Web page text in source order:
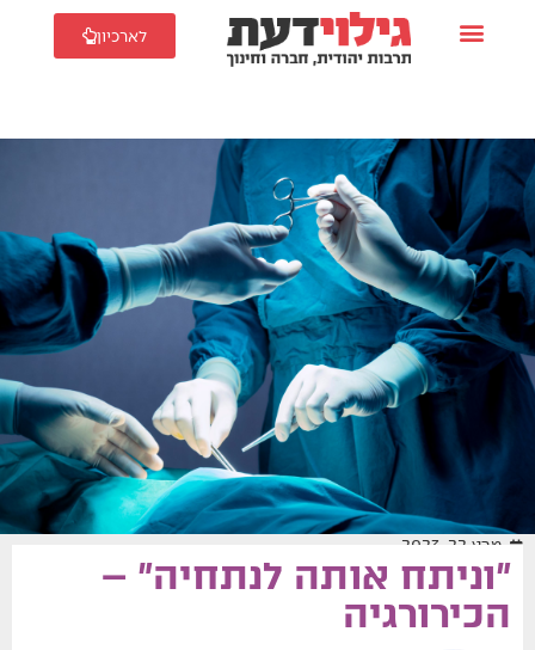
לארכיון
מרץ 22, 2023
"וניתח אותה לנתחיה" –
הכירורגיה